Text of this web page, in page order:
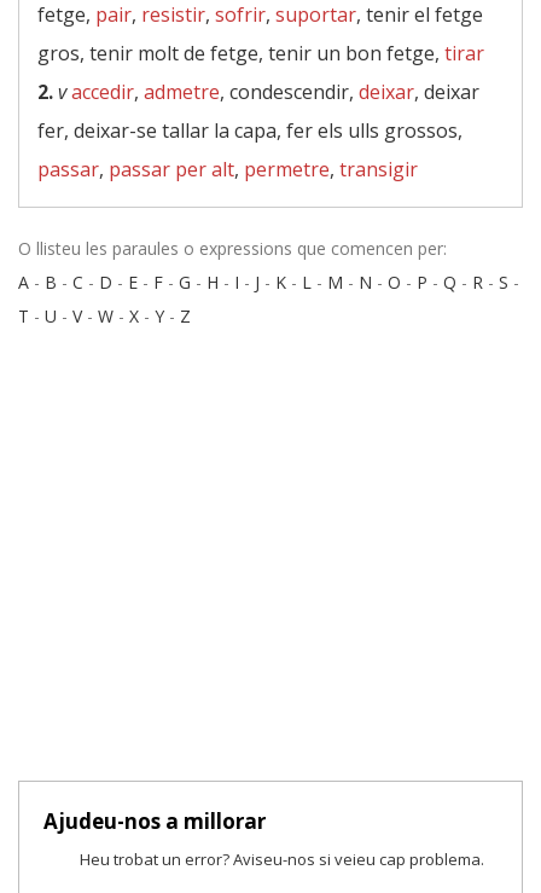
fetge, pair, resistir, sofrir, suportar, tenir el fetge
gros, tenir molt de fetge, tenir un bon fetge, tirar
2.vaccedir, admetre, condescendir, deixar, deixar
fer, deixar-se tallar la capa, fer els ulls grossos,
passar, passar per alt, permetre, transigir
O llisteu les paraules o expressions que comencen per:
A - B - C - D - E - F - G - H - I - J - K - L - M - N - O - P - Q - R - S -
T - U - V- W - X - Y - Z
Ajudeu-nos a millorar
Heu trobat un error? Aviseu-nos si veieu cap problema.